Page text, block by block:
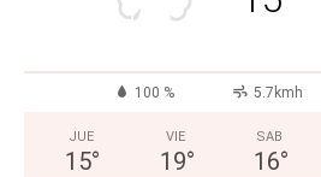
100 % 5.7kmh
JUE
15°
VIE
19°
SAB
16°